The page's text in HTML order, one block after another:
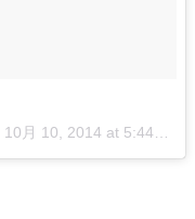
10月 10, 2014 at 5:44午